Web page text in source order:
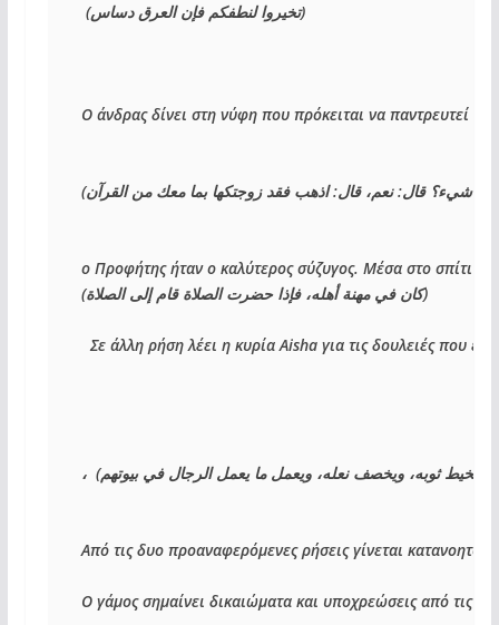
(تخيروا لنطفكم فإن العرق دساس)
Ο άνδρας δίνει στη νύφη που πρόκειται να παντρευτεί
شيء؟ قال: نعم، قال: اذهب فقد زوجتكها بما معك من القرآن)
ο Προφήτης ήταν ο καλύτερος σύζυγος. Μέσα στο σπίτι
(كان في مهنة أهله، فإذا حضرت الصلاة قام إلى الصلاة)
Σε άλλη ρήση λέει η κυρία Aisha για τις δουλειές που
، (يخيط ثوبه، ويخصف نعله، ويعمل ما يعمل الرجال في بيوتهم
Από τις δυο προαναφερόμενες ρήσεις γίνεται κατανοητό
Ο γάμος σημαίνει δικαιώματα και υποχρεώσεις από τις